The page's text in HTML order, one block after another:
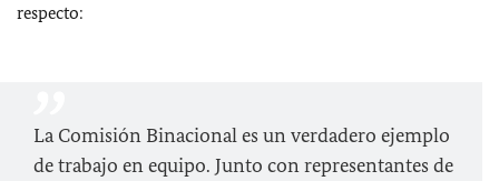
respecto:
La Comisión Binacional es un verdadero ejemplo
de trabajo en equipo. Junto con representantes de